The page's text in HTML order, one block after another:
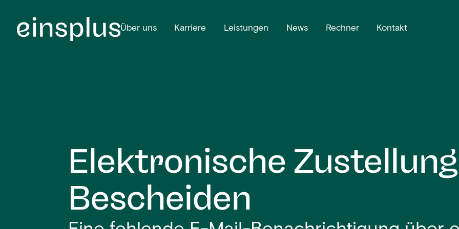
Über uns Karriere Leistungen News Rechner Kontakt
Elektronische
Bescheiden